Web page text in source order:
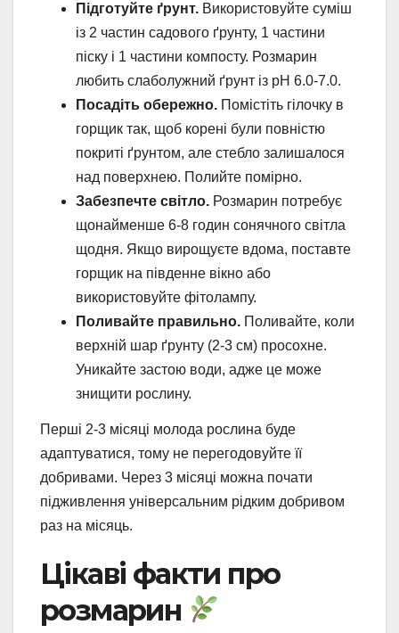
Підготуйте ґрунт. Використовуйте суміш
із 2 частин садового ґрунту, 1 частини
піску і 1 частини компосту. Розмарин
любить слаболужний ґрунт із pH 6.0-7.0.
Посадіть обережно. Помістіть гілочку в
горщик так, щоб корені були повністю
покриті ґрунтом, але стебло залишалося
над поверхнею. Полийте помірно.
Забезпечте світло. Розмарин потребує
щонайменше 6-8 годин сонячного світла
щодня. Якщо вирощуєте вдома, поставте
горщик на південне вікно або
використовуйте фітолампу.
Поливайте правильно. Поливайте, коли
верхній шар ґрунту (2-3 см) просохне.
Уникайте застою води, адже це може
знищити рослину.
Перші 2-3 місяці молода рослина буде
адаптуватися, тому не перегодовуйте її
добривами. Через 3 місяці можна почати
підживлення універсальним рідким добривом
раз на місяць.
Цікаві факти про
розмарин